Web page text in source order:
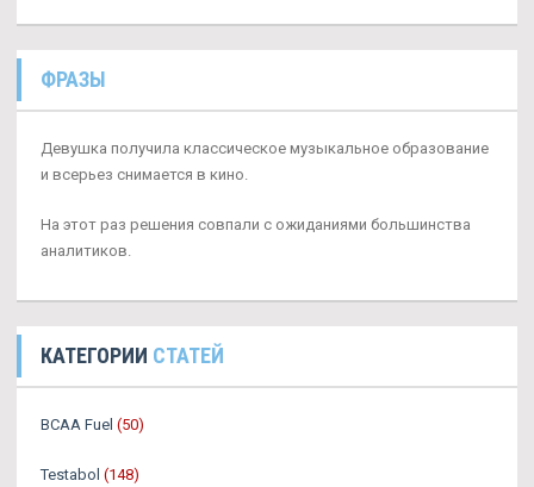
ФРАЗЫ
Девушка получила классическое музыкальное образование
и всерьез снимается в кино.
На этот раз решения совпали с ожиданиями большинства
аналитиков.
КАТЕГОРИИ СТАТЕЙ
BCAA Fuel (50)
Testabol (148)